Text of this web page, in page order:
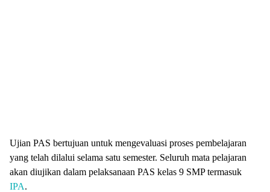
Ujian PAS bertujuan untuk mengevaluasi proses pembelajaran
yang telah dilalui selama satu semester. Seluruh mata pelajaran
akan diujikan dalam pelaksanaan PAS kelas 9 SMP termasuk
IPA.